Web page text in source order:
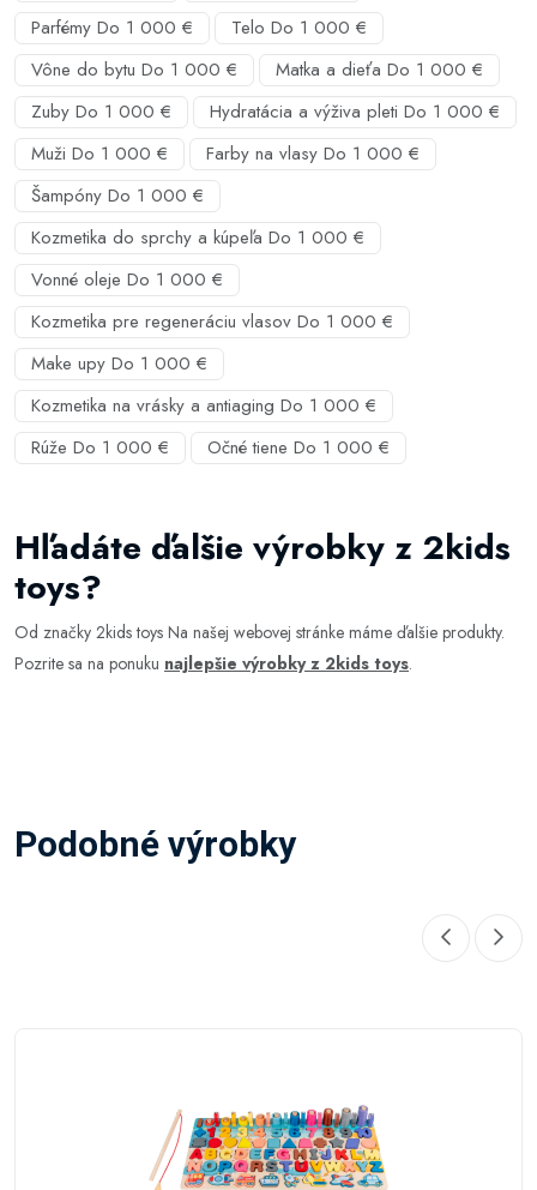
Parfémy Do 1 000 €
Telo Do 1 000 €
Vône do bytu Do 1 000 €
Matka a dieťa Do 1 000 €
Zuby Do 1 000 €
Hydratácia a výživa pleti Do 1 000 €
Muži Do 1 000 €
Farby na vlasy Do 1 000 €
Šampóny Do 1 000 €
Kozmetika do sprchy a kúpeľa Do 1 000 €
Vonné oleje Do 1 000 €
Kozmetika pre regeneráciu vlasov Do 1 000 €
Make upy Do 1 000 €
Kozmetika na vrásky a antiaging Do 1 000 €
Rúže Do 1 000 €
Očné tiene Do 1 000 €
Hľadáte ďalšie výrobky z 2kids
toys?
Od značky 2kids toys Na našej webovej stránke máme ďalšie produkty.
Pozrite sa na ponuku najlepšie výrobky z 2kids toys.
Podobné výrobky